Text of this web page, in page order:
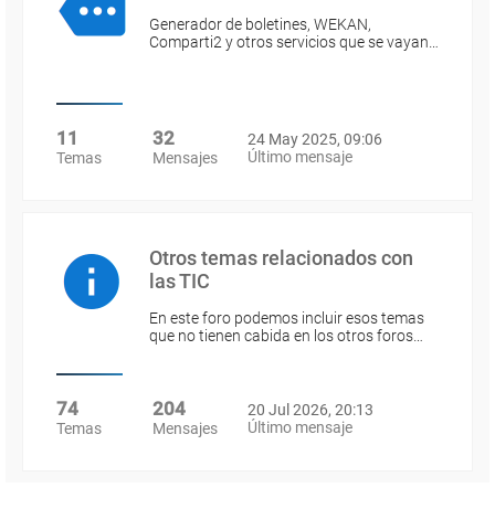
Generador de boletines, WEKAN,
Comparti2 y otros servicios que se vayan…
11
Temas
32
Mensajes
24 May 2025, 09:06
Último mensaje
Otros temas relacionados con
las TIC
En este foro podemos incluir esos temas
que no tienen cabida en los otros foros…
74
Temas
204
Mensajes
20 Jul 2026, 20:13
Último mensaje